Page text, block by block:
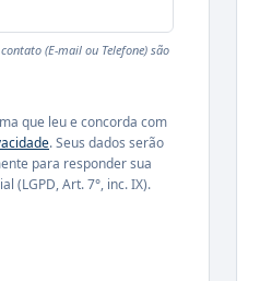
(E-mail ou Telefone) são
que leu e concorda com
. Seus dados serão
para responder sua
(LGPD, Art. 7°, inc. IX).